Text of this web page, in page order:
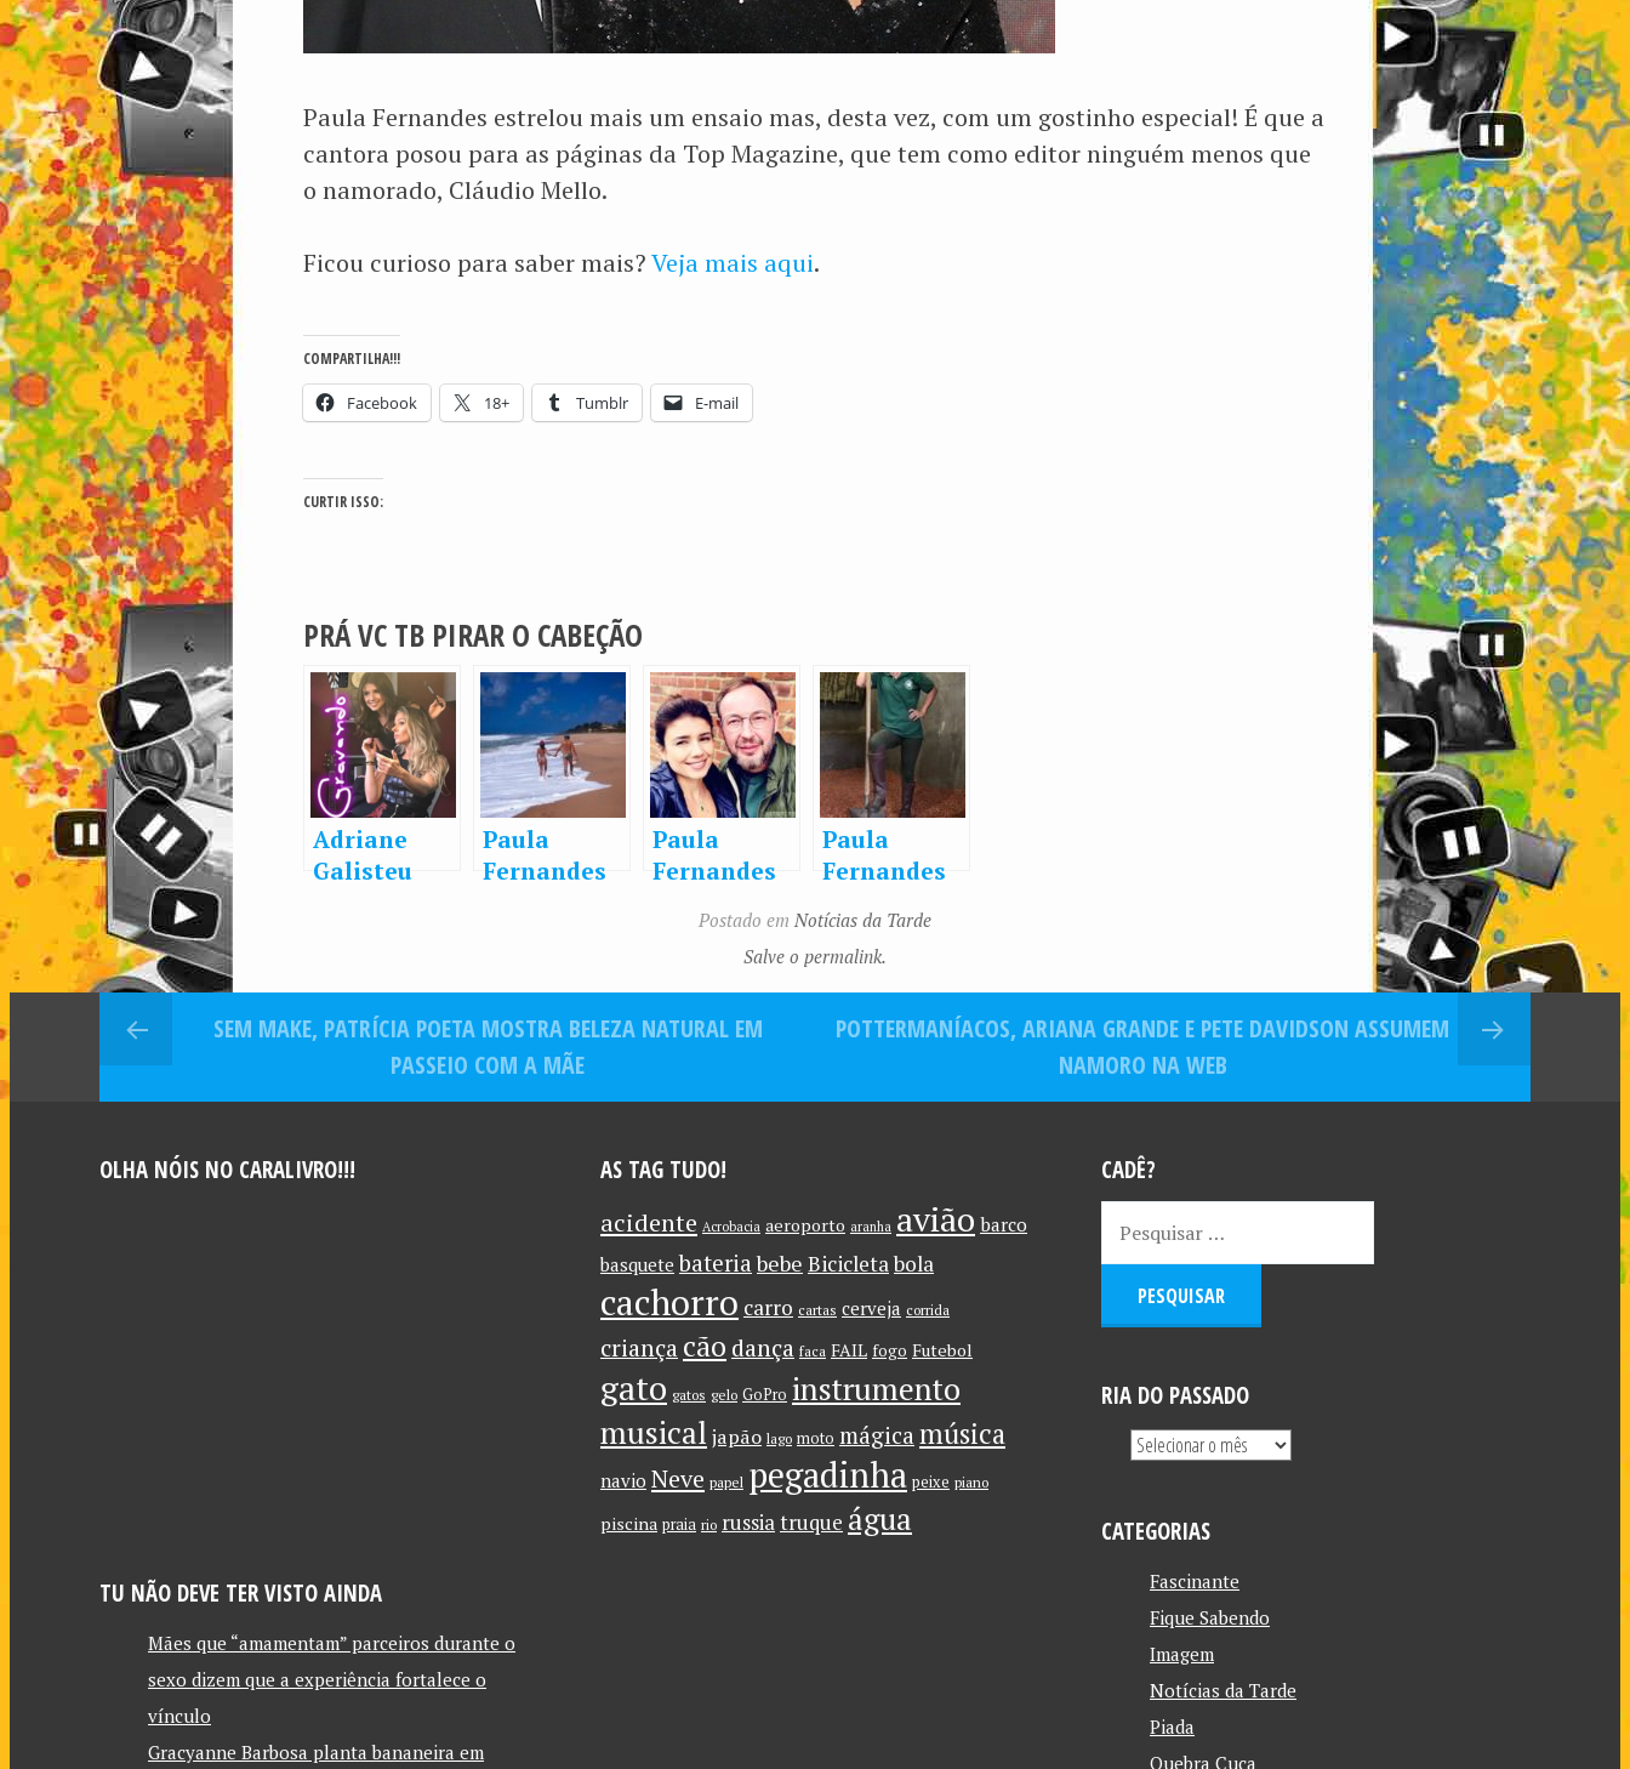
Paula Fernandes estrelou mais um ensaio mas, desta vez, com um gostinho especial! É que a
cantora posou para as páginas da Top Magazine, que tem como editor ninguém menos que
o namorado, Cláudio Mello.
Ficou curioso para saber mais?Veja mais aqui.
COMPARTILHA!!!
Facebook 18+ Tumblr E-mail
CURTIR ISSO:
PRÁ VC TB PIRAR O CABEÇÃO
Adriane
Galisteu
Paula
Fernandes:
“Arrasa no
Paula
Fernandes
“Bom
assim!”
Paula
Fernandes
Londres em
viagem com
namorado:
“Fim de
Paula
Fernandes
mão na
massa na
fazenda
Postado em Notícias da Tarde
Salve o permalink.
SEM MAKE, PATRÍCIA POETA MOSTRA BELEZA NATURAL EM
PASSEIO COM A MÃE
POTTERMANÍACOS, ARIANA GRANDE E PETE DAVIDSON ASSUMEM
NAMORO NA WEB
OLHA NÓIS NO CARALIVRO!!!
TU NÃO DEVE TER VISTO AINDA
Mães que “amamentam” parceiros durante o
sexo dizem que a experiência fortalece o
vínculo
Gracyanne Barbosa planta bananeira em
AS TAG TUDO!
acidente Acrobacia aeroporto aranha avião barco
basquete bateria bebe Bicicletabola
cachorro carro cartas cerveja corrida
criançacão dança faca FAIL fogo Futebol
gato gatos gelo GoPro instrumento
musical japão lago moto mágica música
navio Neve papel pegadinha peixe piano
piscina praia rio russiatruque água
CADÊ?
RIA DO PASSADO
CATEGORIAS
Fascinante
Fique Sabendo
Imagem
Notícias da Tarde
Piada
Quebra Cuca